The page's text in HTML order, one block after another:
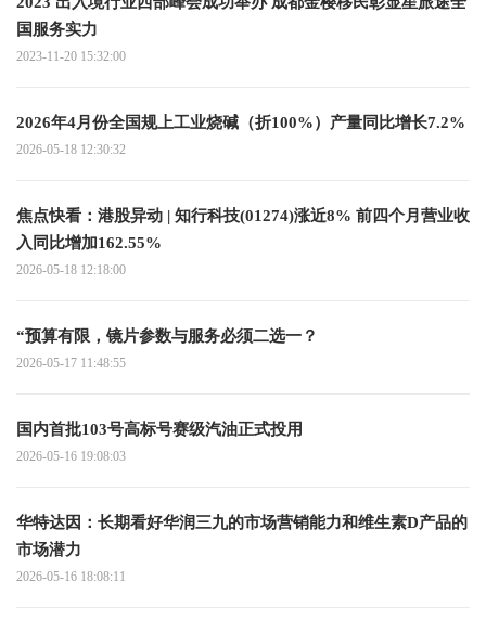
国服务实力
2023-11-20 15:32:00
2026年4月份全国规上工业烧碱（折100%）产量同比增长7.2%
2026-05-18 12:30:32
焦点快看：港股异动 | 知行科技(01274)涨近8% 前四个月营业收
入同比增加162.55%
2026-05-18 12:18:00
“预算有限，镜片参数与服务必须二选一？
2026-05-17 11:48:55
国内首批103号高标号赛级汽油正式投用
2026-05-16 19:08:03
华特达因：长期看好华润三九的市场营销能力和维生素D产品的
市场潜力
2026-05-16 18:08:11